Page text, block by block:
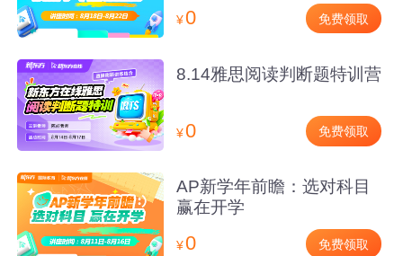
¥0 免费领取
8.14雅思阅读判断题特训营
¥0 免费领取
AP新学年前瞻：选对科目
赢在开学
¥0 免费领取